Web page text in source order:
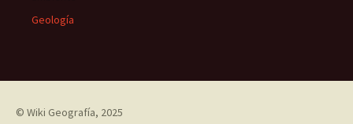
Geología
© Wiki Geografía, 2025